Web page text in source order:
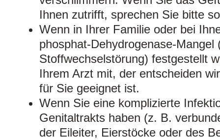
Ihnen zutrifft, sprechen Sie bitte
Wenn in Ihrer Familie oder bei
phosphat-Dehydrogenase-Mangel
Stoffwechselstörung) festgestellt
Ihrem Arzt mit, der entscheiden
für Sie geeignet ist.
Wenn Sie eine komplizierte
Genitaltrakts haben (z. B.
der Eileiter, Eierstöcke oder des